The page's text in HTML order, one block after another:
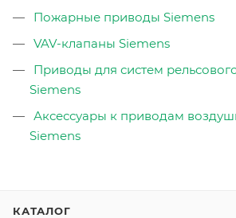
Пожарные приводы Siemens
VAV-клапаны Siemens
Приводы для систем
Siemens
Аксессуары к приводам
Siemens
КАТАЛОГ